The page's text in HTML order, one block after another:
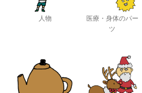
人物
医療・身体のパー
ツ